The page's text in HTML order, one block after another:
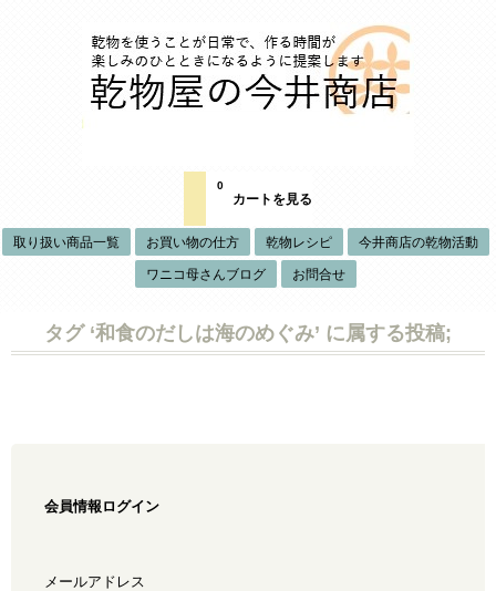
カートを見る
0
取り扱い商品一覧 お買い物の仕方 乾物レシピ 今井商店の乾物活動
ワニコ母さんブログ お問合せ
タグ ‘和食のだしは海のめぐみ’ に属する投稿;
会員情報ログイン
メールアドレス